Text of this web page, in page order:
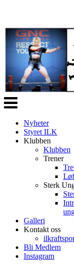
Veksle
navigasjon
Nyheter
Styret ILK
Klubben
Klubben
Trener
Sterk
Galleri
Kontakt oss
Bli Medlem
Instagram